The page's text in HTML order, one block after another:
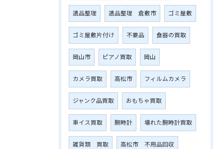
遺品整理 遺品整理 倉敷市 ゴミ屋敷
ゴミ屋敷片付け 不要品 食器の買取
岡山市 ピアノ買取 岡山
カメラ買取 高松市 フィルムカメラ
ジャンク品買取 おもちゃ買取
車イス買取 腕時計 壊れた腕時計買取
雑貨類 買取 高松市 不用品回収